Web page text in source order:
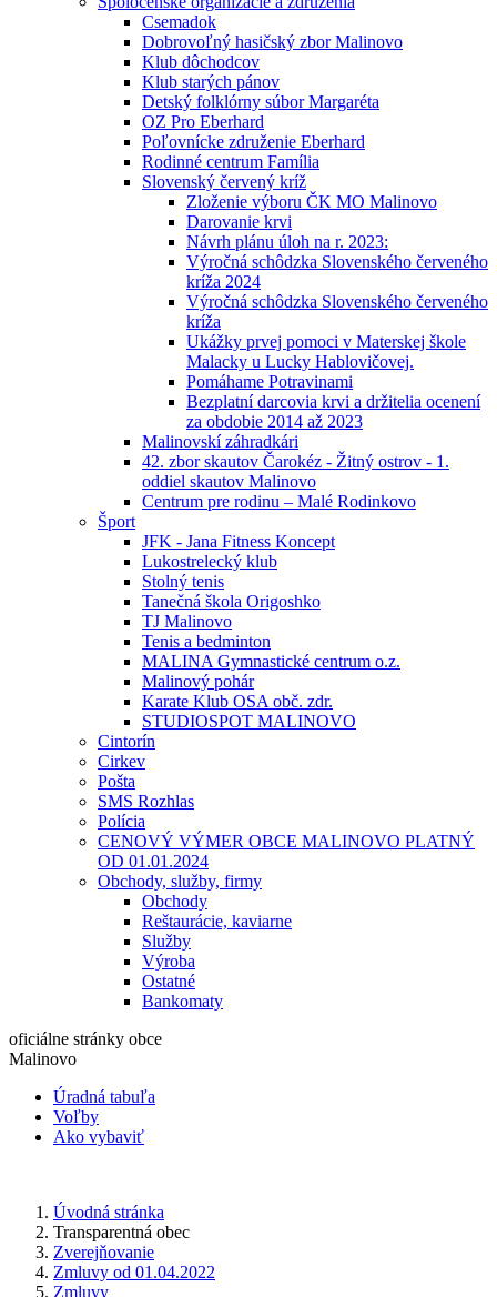
Csemadok
Dobrovoľný hasičský zbor Malinovo
Klub dôchodcov
Klub starých pánov
Detský folklórny súbor Margaréta
OZ Pro Eberhard
Poľovnícke združenie Eberhard
Rodinné centrum Família
Slovenský červený kríž
Zloženie výboru ČK MO Malinovo
Darovanie krvi
Návrh plánu úloh na r. 2023:
Výročná schôdzka Slovenského červeného
kríža 2024
Výročná schôdzka Slovenského červeného
kríža
Ukážky prvej pomoci v Materskej škole
Malacky u Lucky Hablovičovej.
Pomáhame Potravinami
Bezplatní darcovia krvi a držitelia ocenení
za obdobie 2014 až 2023
Malinovskí záhradkári
42. zbor skautov Čarokéz - Žitný ostrov - 1.
oddiel skautov Malinovo
Centrum pre rodinu – Malé Rodinkovo
Šport
JFK - Jana Fitness Koncept
Lukostrelecký klub
Stolný tenis
Tanečná škola Origoshko
TJ Malinovo
Tenis a bedminton
MALINA Gymnastické centrum o.z.
Malinový pohár
Karate Klub OSA obč. zdr.
STUDIOSPOT MALINOVO
Cintorín
Cirkev
Pošta
SMS Rozhlas
Polícia
CENOVÝ VÝMER OBCE MALINOVO PLATNÝ
OD 01.01.2024
Obchody, služby, firmy
Obchody
Reštaurácie, kaviarne
Služby
Výroba
Ostatné
Bankomaty
oficiálne stránky obce
Malinovo
Úradná tabuľa
Voľby
Ako vybaviť
Úvodná stránka
Transparentná obec
Zverejňovanie
Zmluvy od 01.04.2022
Zmluvy